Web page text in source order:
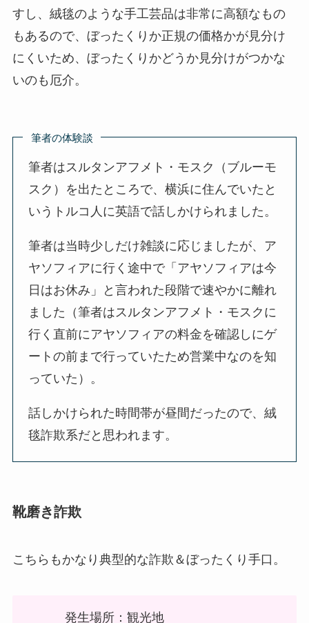
すし、絨毯のような手工芸品は非常に高額なもの
もあるので、ぼったくりか正規の価格かが見分け
にくいため、ぼったくりかどうか見分けがつかな
いのも厄介。
筆者の体験談
筆者はスルタンアフメト・モスク（ブルーモ
スク）を出たところで、横浜に住んでいたと
いうトルコ人に英語で話しかけられました。
筆者は当時少しだけ雑談に応じましたが、ア
ヤソフィアに行く途中で「アヤソフィアは今
日はお休み」と言われた段階で速やかに離れ
ました（筆者はスルタンアフメト・モスクに
行く直前にアヤソフィアの料金を確認しにゲ
ートの前まで行っていたため営業中なのを知
っていた）。
話しかけられた時間帯が昼間だったので、絨
毯詐欺系だと思われます。
靴磨き詐欺
こちらもかなり典型的な詐欺＆ぼったくり手口。
発生場所：観光地